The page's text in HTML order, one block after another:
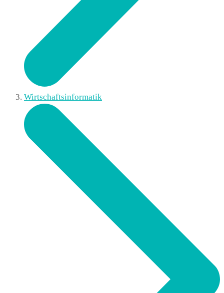
Wirtschaftsinformatik